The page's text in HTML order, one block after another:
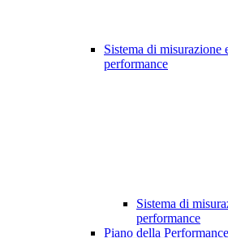
Sistema di misurazione
performance
Sistema di
performance
Piano della Performance